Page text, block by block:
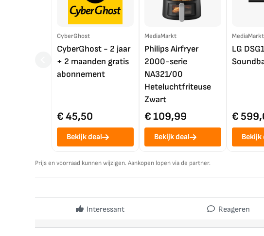
CyberGhost
CyberGhost - 2 jaar
+ 2 maanden gratis
abonnement
€ 45,50
Bekijk deal
MediaMarkt
Philips Airfryer
2000-serie
NA321/00
Heteluchtfriteuse
Zwart
€ 109,99
Bekijk deal
MediaMarkt
LG
€
Bekijk
Prijs en voorraad kunnen wijzigen. Aankopen lopen via de partner.
Interessant Reageren